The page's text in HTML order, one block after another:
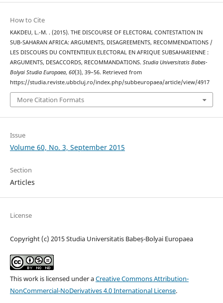
How to Cite
KAKDEU, L.-M. . (2015). THE DISCOURSE OF ELECTORAL CONTESTATION IN
SUB-SAHARAN AFRICA: ARGUMENTS, DISAGREEMENTS, RECOMMENDATIONS /
LES DISCOURS DU CONTENTIEUX ELECTORAL EN AFRIQUE SUBSAHARIENNE :
ARGUMENTS, DESACCORDS, RECOMMANDATIONS. Studia Universitatis Babes-
Bolyai Studia Europaea, 60(3), 39–56. Retrieved from
https://studia.reviste.ubbcluj.ro/index.php/subbeuropaea/article/view/4917
More Citation Formats
Issue
Volume 60, No. 3, September 2015
Section
Articles
License
Copyright (c) 2015 Studia Universitatis Babeș-Bolyai Europaea
This work is licensed under aCreative Commons Attribution-
NonCommercial-NoDerivatives 4.0 International License.